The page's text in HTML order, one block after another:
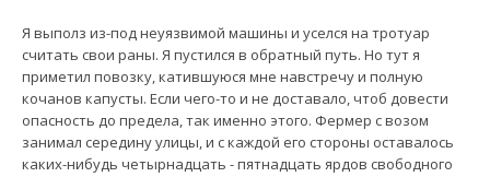
Я выполз из-под неуязвимой машины и уселся на тротуар
считать свои раны. Я пустился в обратный путь. Но тут я
приметил повозку, катившуюся мне навстречу и полную
кочанов капусты. Если чего-то и не доставало, чтоб довести
опасность до предела, так именно этого. Фермер с возом
занимал середину улицы, и с каждой его стороны оставалось
каких-нибудь четырнадцать - пятнадцать ярдов свободного